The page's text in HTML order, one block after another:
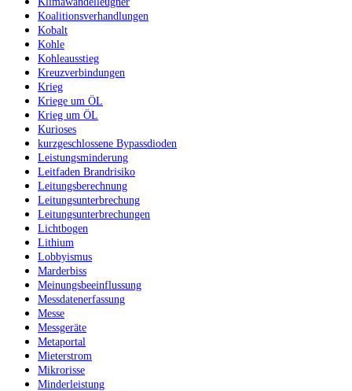
Koalitionsverhandlungen
Kobalt
Kohle
Kohleausstieg
Kreuzverbindungen
Krieg
Kriege um ÖL
Krieg um ÖL
Kurioses
kurzgeschlossene Bypassdioden
Leistungsminderung
Leitfaden Brandrisiko
Leitungsberechnung
Leitungsunterbrechung
Leitungsunterbrechungen
Lichtbogen
Lithium
Lobbyismus
Marderbiss
Meinungsbeeinflussung
Messdatenerfassung
Messe
Messgeräte
Metaportal
Mieterstrom
Mikrorisse
Minderleistung